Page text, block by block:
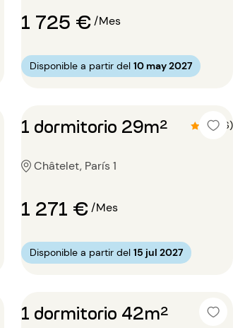
1 725 €/Mes
Disponible a partir del 10 may 2027
1 dormitorio 29m² 4.3 (6)
Châtelet, París 1
1 271 €/Mes
Disponible a partir del 15 jul 2027
1 dormitorio 42m²